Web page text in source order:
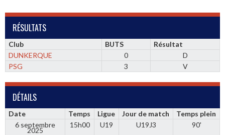
RÉSULTATS
Club BUTS
Résultat
DUNKERQUE
0
D
PSG
3 V
DÉTAILS
Date Temps Ligue Jour de match
Temps plein
6 septembre
2025
15h00 U19 U19J3 90'